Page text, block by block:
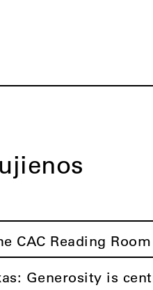
CAC Reading Room
Generosity is